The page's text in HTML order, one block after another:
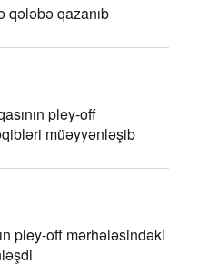
qələbə qazanıb
pley-off
müəyyənləşib
pley-off mərhələsindəki